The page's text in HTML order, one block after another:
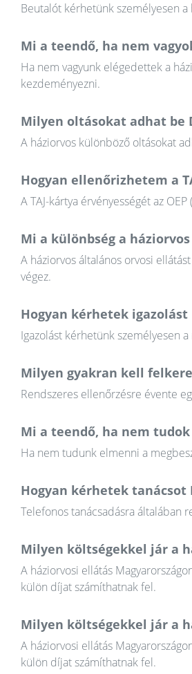
Beutalót kérhetünk személyesen a
Mi a teendő, ha nem
Ha nem vagyunk elégedettek a
kezdeményezni.
Milyen oltásokat adhat be
A háziorvos különböző oltásokat
Hogyan ellenőrizhetem a
A TAJ-kártya érvényességét az
Mi a különbség a
A háziorvos általános orvosi
végez.
Hogyan kérhetek
Igazolást kérhetünk személyesen
Milyen gyakran kell
Rendszeres ellenőrzésre évente
Mi a teendő, ha nem
Ha nem tudunk elmenni a
Hogyan kérhetek
Telefonos tanácsadásra általában
Milyen költségekkel jár a
A háziorvosi ellátás
külön díjat számíthatnak fel.
Milyen költségekkel jár a
A háziorvosi ellátás
külön díjat számíthatnak fel.